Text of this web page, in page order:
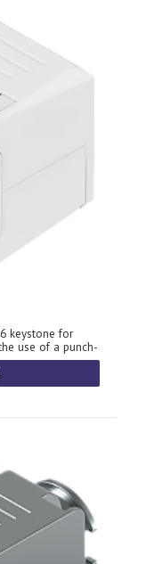
keystone for
use of a punch-
per pack